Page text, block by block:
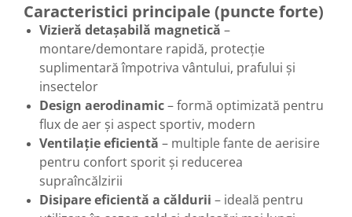
Caracteristici principale (puncte forte)
Vizieră detașabilă magnetică –
montare/demontare rapidă, protecție
suplimentară împotriva vântului, prafului și
insectelor
Design aerodinamic– formă optimizată pentru
flux de aer și aspect sportiv, modern
Ventilație eficientă – multiple fante de aerisire
pentru confort sporit și reducerea
supraîncălzirii
Disipare eficientă a căldurii – ideală pentru